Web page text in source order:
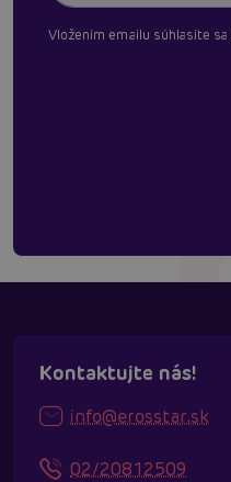
Vložením emailu súhlasíte sa
Kontaktujte nás!
info@erosstar.sk
02/20812509